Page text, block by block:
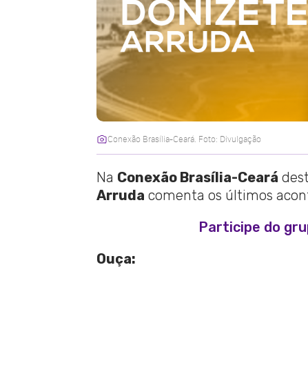
Conexão Brasília-Ceará. Foto: Divulgação
Na Conexão Brasília-Ceará
Arruda comenta os últimos
Participe do
Ouça: